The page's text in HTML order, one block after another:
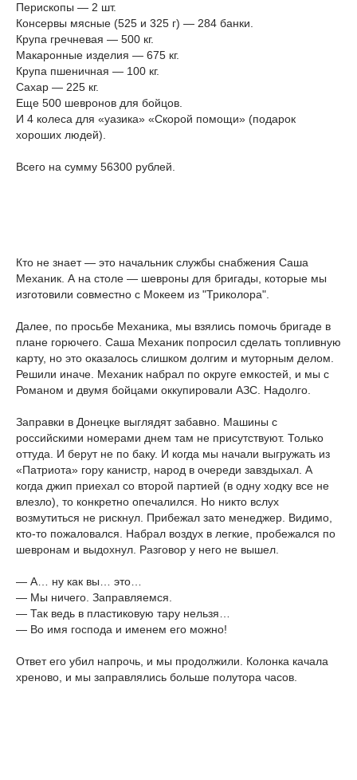
Перископы — 2 шт.
Консервы мясные (525 и 325 г) — 284 банки.
Крупа гречневая — 500 кг.
Макаронные изделия — 675 кг.
Крупа пшеничная — 100 кг.
Сахар — 225 кг.
Еще 500 шевронов для бойцов.
И 4 колеса для «уазика» «Скорой помощи» (подарок
хороших людей).
Всего на сумму 56300 рублей.
Кто не знает — это начальник службы снабжения Саша
Механик. А на столе — шевроны для бригады, которые мы
изготовили совместно с Мокеем из "Триколора".
Далее, по просьбе Механика, мы взялись помочь бригаде в
плане горючего. Саша Механик попросил сделать топливную
карту, но это оказалось слишком долгим и муторным делом.
Решили иначе. Механик набрал по округе емкостей, и мы с
Романом и двумя бойцами оккупировали АЗС. Надолго.
Заправки в Донецке выглядят забавно. Машины с
российскими номерами днем там не присутствуют. Только
оттуда. И берут не по баку. И когда мы начали выгружать из
«Патриота» гору канистр, народ в очереди завздыхал. А
когда джип приехал со второй партией (в одну ходку все не
влезло), то конкретно опечалился. Но никто вслух
возмутиться не рискнул. Прибежал зато менеджер. Видимо,
кто-то пожаловался. Набрал воздух в легкие, пробежался по
шевронам и выдохнул. Разговор у него не вышел.
— А… ну как вы… это…
— Мы ничего. Заправляемся.
— Так ведь в пластиковую тару нельзя…
— Во имя господа и именем его можно!
Ответ его убил напрочь, и мы продолжили. Колонка качала
хреново, и мы заправлялись больше полутора часов.